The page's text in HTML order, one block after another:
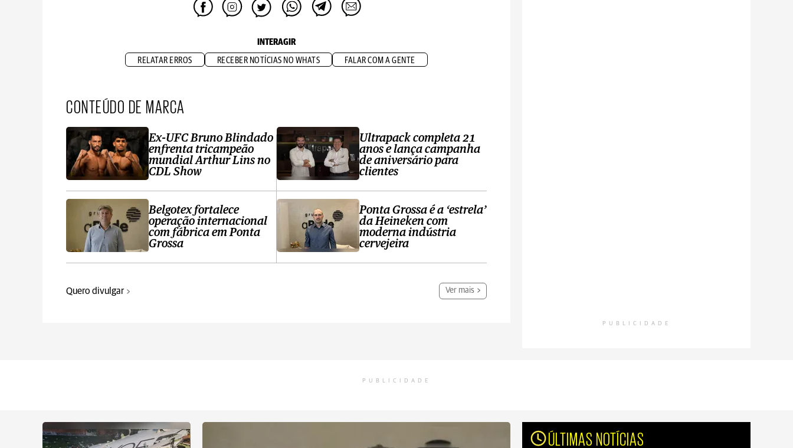
INTERAGIR
RELATAR ERROS RECEBER NOTÍCIAS NO WHATS FALAR COM A GENTE
CONTEÚDO DE MARCA
Ex-UFC Bruno Blindado
enfrenta tricampeão
mundial Arthur Lins no
CDL Show
Belgotex fortalece
operação internacional
com fábrica em Ponta
Grossa
Ultrapack completa 21
anos e lança campanha
de aniversário para
clientes
Ponta Grossa é a ‘estrela’
da Heineken com
moderna indústria
cervejeira
Quero divulgar Ver mais
PUBLICIDADE
PUBLICIDADE
ÚLTIMAS NOTÍCIAS